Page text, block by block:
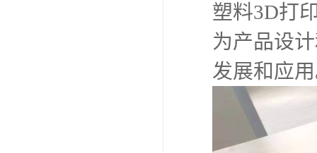
塑料3D打
为产品设
发展和应